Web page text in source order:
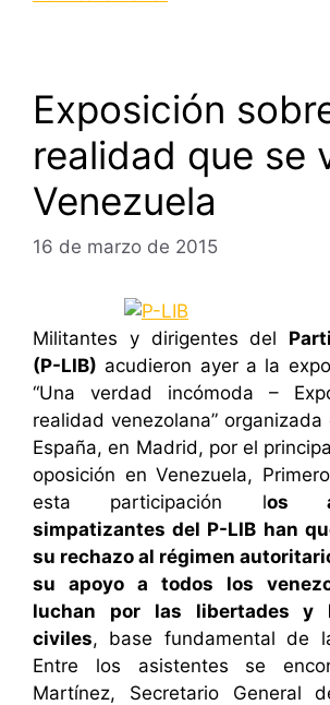
Exposición
realidad que se
Venezuela
16 de marzo de 2015
Militantes y dirigentes del
(P-LIB) acudieron ayer a la
“Una verdad incómoda –
realidad venezolana”
España, en Madrid, por el
oposición en Venezuela,
esta participación los
simpatizantes del P-LIB han
su rechazo al régimen
su apoyo a todos los
luchan por las libertades y
civiles, base fundamental de
Entre los asistentes se
Martínez, Secretario General